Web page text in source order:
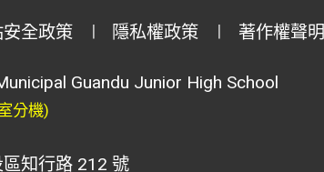
全政策 隱私權政策 著作權聲明
Guandu Junior High School
分機)
知行路 212 號